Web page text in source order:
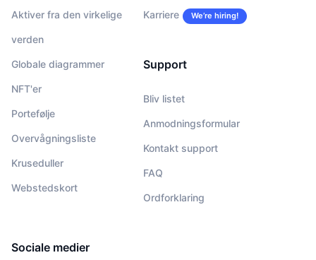
Aktiver fra den virkelige
verden
Globale diagrammer
NFT'er
Portefølje
Overvågningsliste
Kruseduller
Webstedskort
Karriere We’re hiring!
Support
Bliv listet
Anmodningsformular
Kontakt support
FAQ
Ordforklaring
Sociale medier